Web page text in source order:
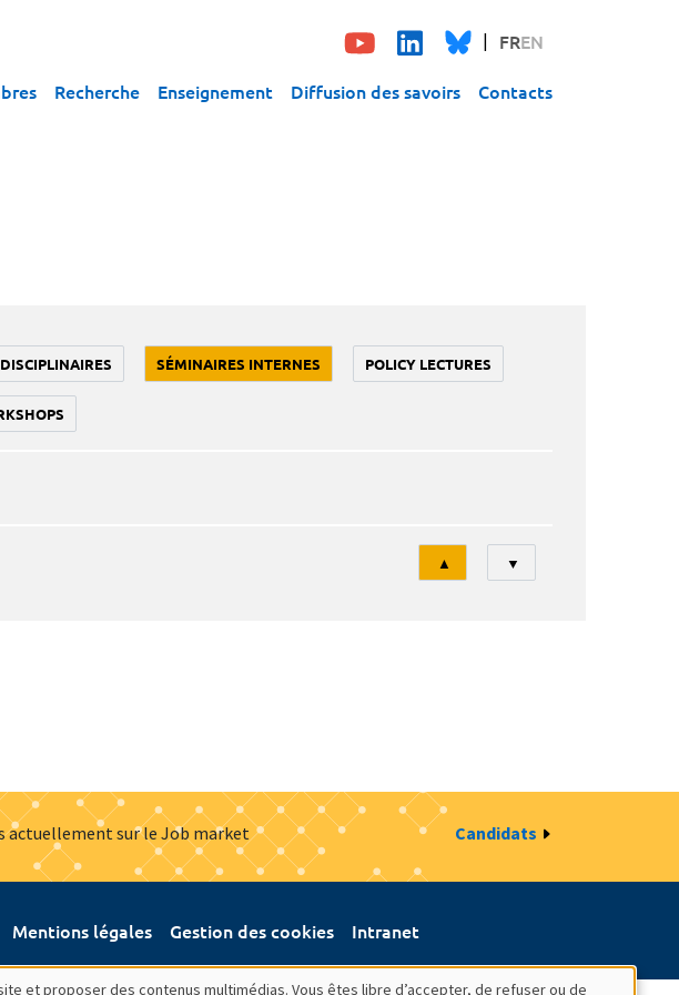
FREN
Recherche Enseignement Diffusion des savoirs Contacts
SÉMINAIRES INTERNES POLICY LECTURES
Tri
▲ ▼
actuellement sur le Job market Candidats
Mentions légales Gestion des cookies Intranet
et proposer des contenus multimédias. Vous êtes libre d’accepter, de refuser ou de